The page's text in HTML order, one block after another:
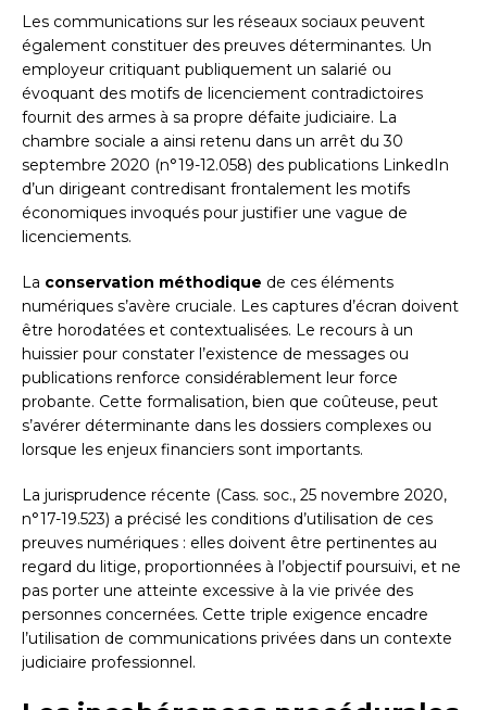
Les communications sur les réseaux sociaux peuvent
également constituer des preuves déterminantes. Un
employeur critiquant publiquement un salarié ou
évoquant des motifs de licenciement contradictoires
fournit des armes à sa propre défaite judiciaire. La
chambre sociale a ainsi retenu dans un arrêt du 30
septembre 2020 (n°19-12.058) des publications LinkedIn
d’un dirigeant contredisant frontalement les motifs
économiques invoqués pour justifier une vague de
licenciements.
La conservation méthodique de ces éléments
numériques s’avère cruciale. Les captures d’écran doivent
être horodatées et contextualisées. Le recours à un
huissier pour constater l’existence de messages ou
publications renforce considérablement leur force
probante. Cette formalisation, bien que coûteuse, peut
s’avérer déterminante dans les dossiers complexes ou
lorsque les enjeux financiers sont importants.
La jurisprudence récente (Cass. soc., 25 novembre 2020,
n°17-19.523) a précisé les conditions d’utilisation de ces
preuves numériques : elles doivent être pertinentes au
regard du litige, proportionnées à l’objectif poursuivi, et ne
pas porter une atteinte excessive à la vie privée des
personnes concernées. Cette triple exigence encadre
l’utilisation de communications privées dans un contexte
judiciaire professionnel.